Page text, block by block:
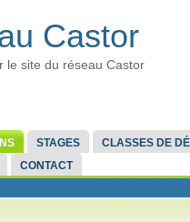
Castor
le site du réseau Castor
STAGES
CLASSES DE
CONTACT